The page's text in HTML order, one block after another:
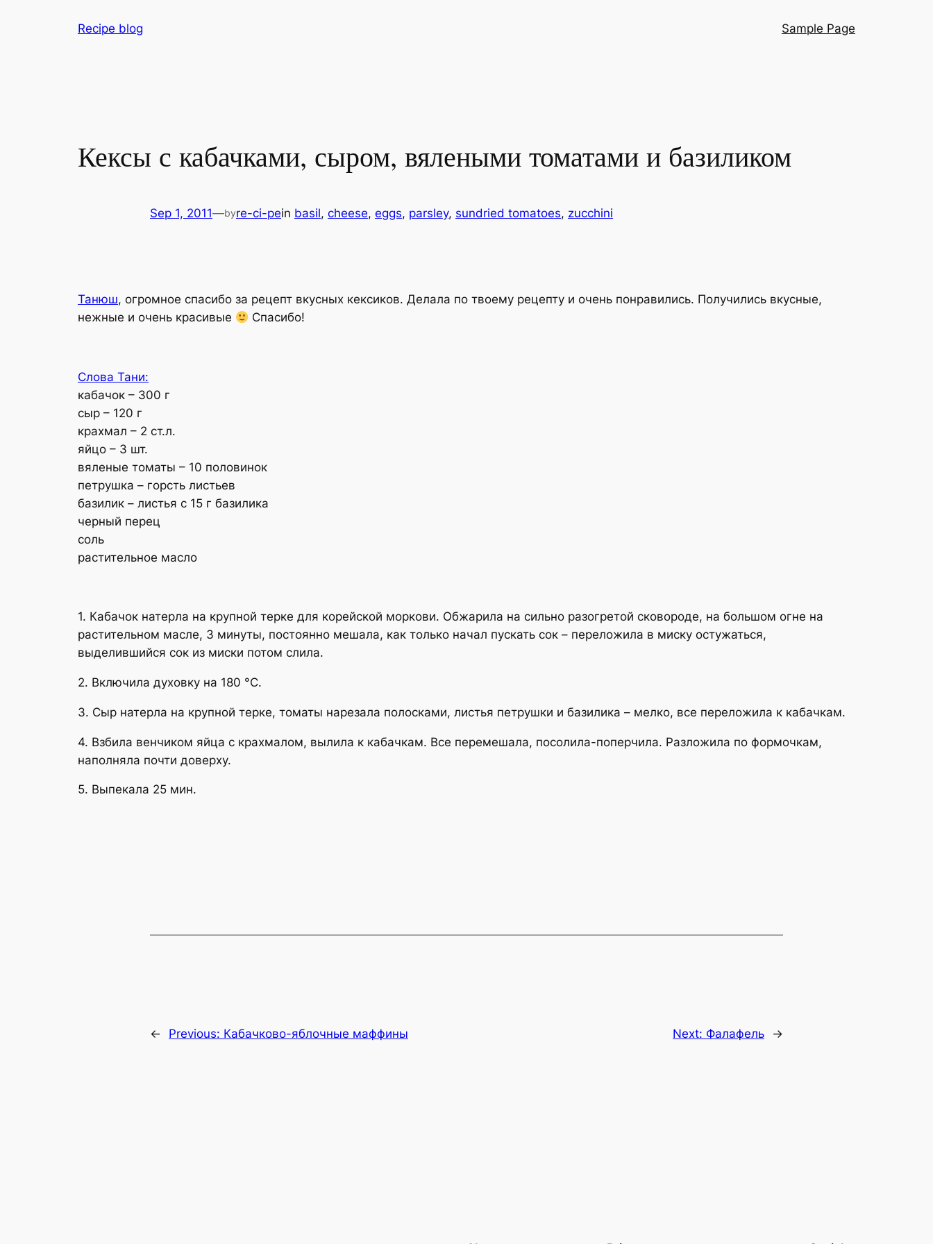
Recipe blog Sample Page
Кексы с кабачками, сыром, вялеными томатами и базиликом
Sep 1, 2011—byre-ci-pein basil, cheese, eggs, parsley, sundried tomatoes, zucchini
Танюш, огромное спасибо за рецепт вкусных кексиков. Делала по твоему рецепту и очень понравились. Получились вкусные,
нежные и очень красивые
Спасибо!
Слова Тани:
кабачок – 300 г
сыр – 120 г
крахмал – 2 ст.л.
яйцо – 3 шт.
вяленые томаты – 10 половинок
петрушка – горсть листьев
базилик – листья с 15 г базилика
черный перец
соль
растительное масло
1. Кабачок натерла на крупной терке для корейской моркови. Обжарила на сильно разогретой сковороде, на большом огне на
растительном масле, 3 минуты, постоянно мешала, как только начал пускать сок – переложила в миску остужаться,
выделившийся сок из миски потом слила.
2. Включила духовку на 180 °С.
3. Сыр натерла на крупной терке, томаты нарезала полосками, листья петрушки и базилика – мелко, все переложила к кабачкам.
4. Взбила венчиком яйца с крахмалом, вылила к кабачкам. Все перемешала, посолила-поперчила. Разложила по формочкам,
наполняла почти доверху.
5. Выпекала 25 мин.
← Previous: Кабачково-яблочные маффины Next: Фалафель →